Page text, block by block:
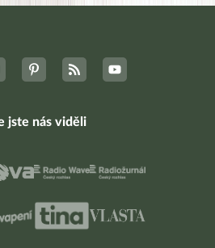
jste nás viděli